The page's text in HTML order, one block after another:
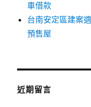
車借款
台南安定區建案
預售屋
近期留言